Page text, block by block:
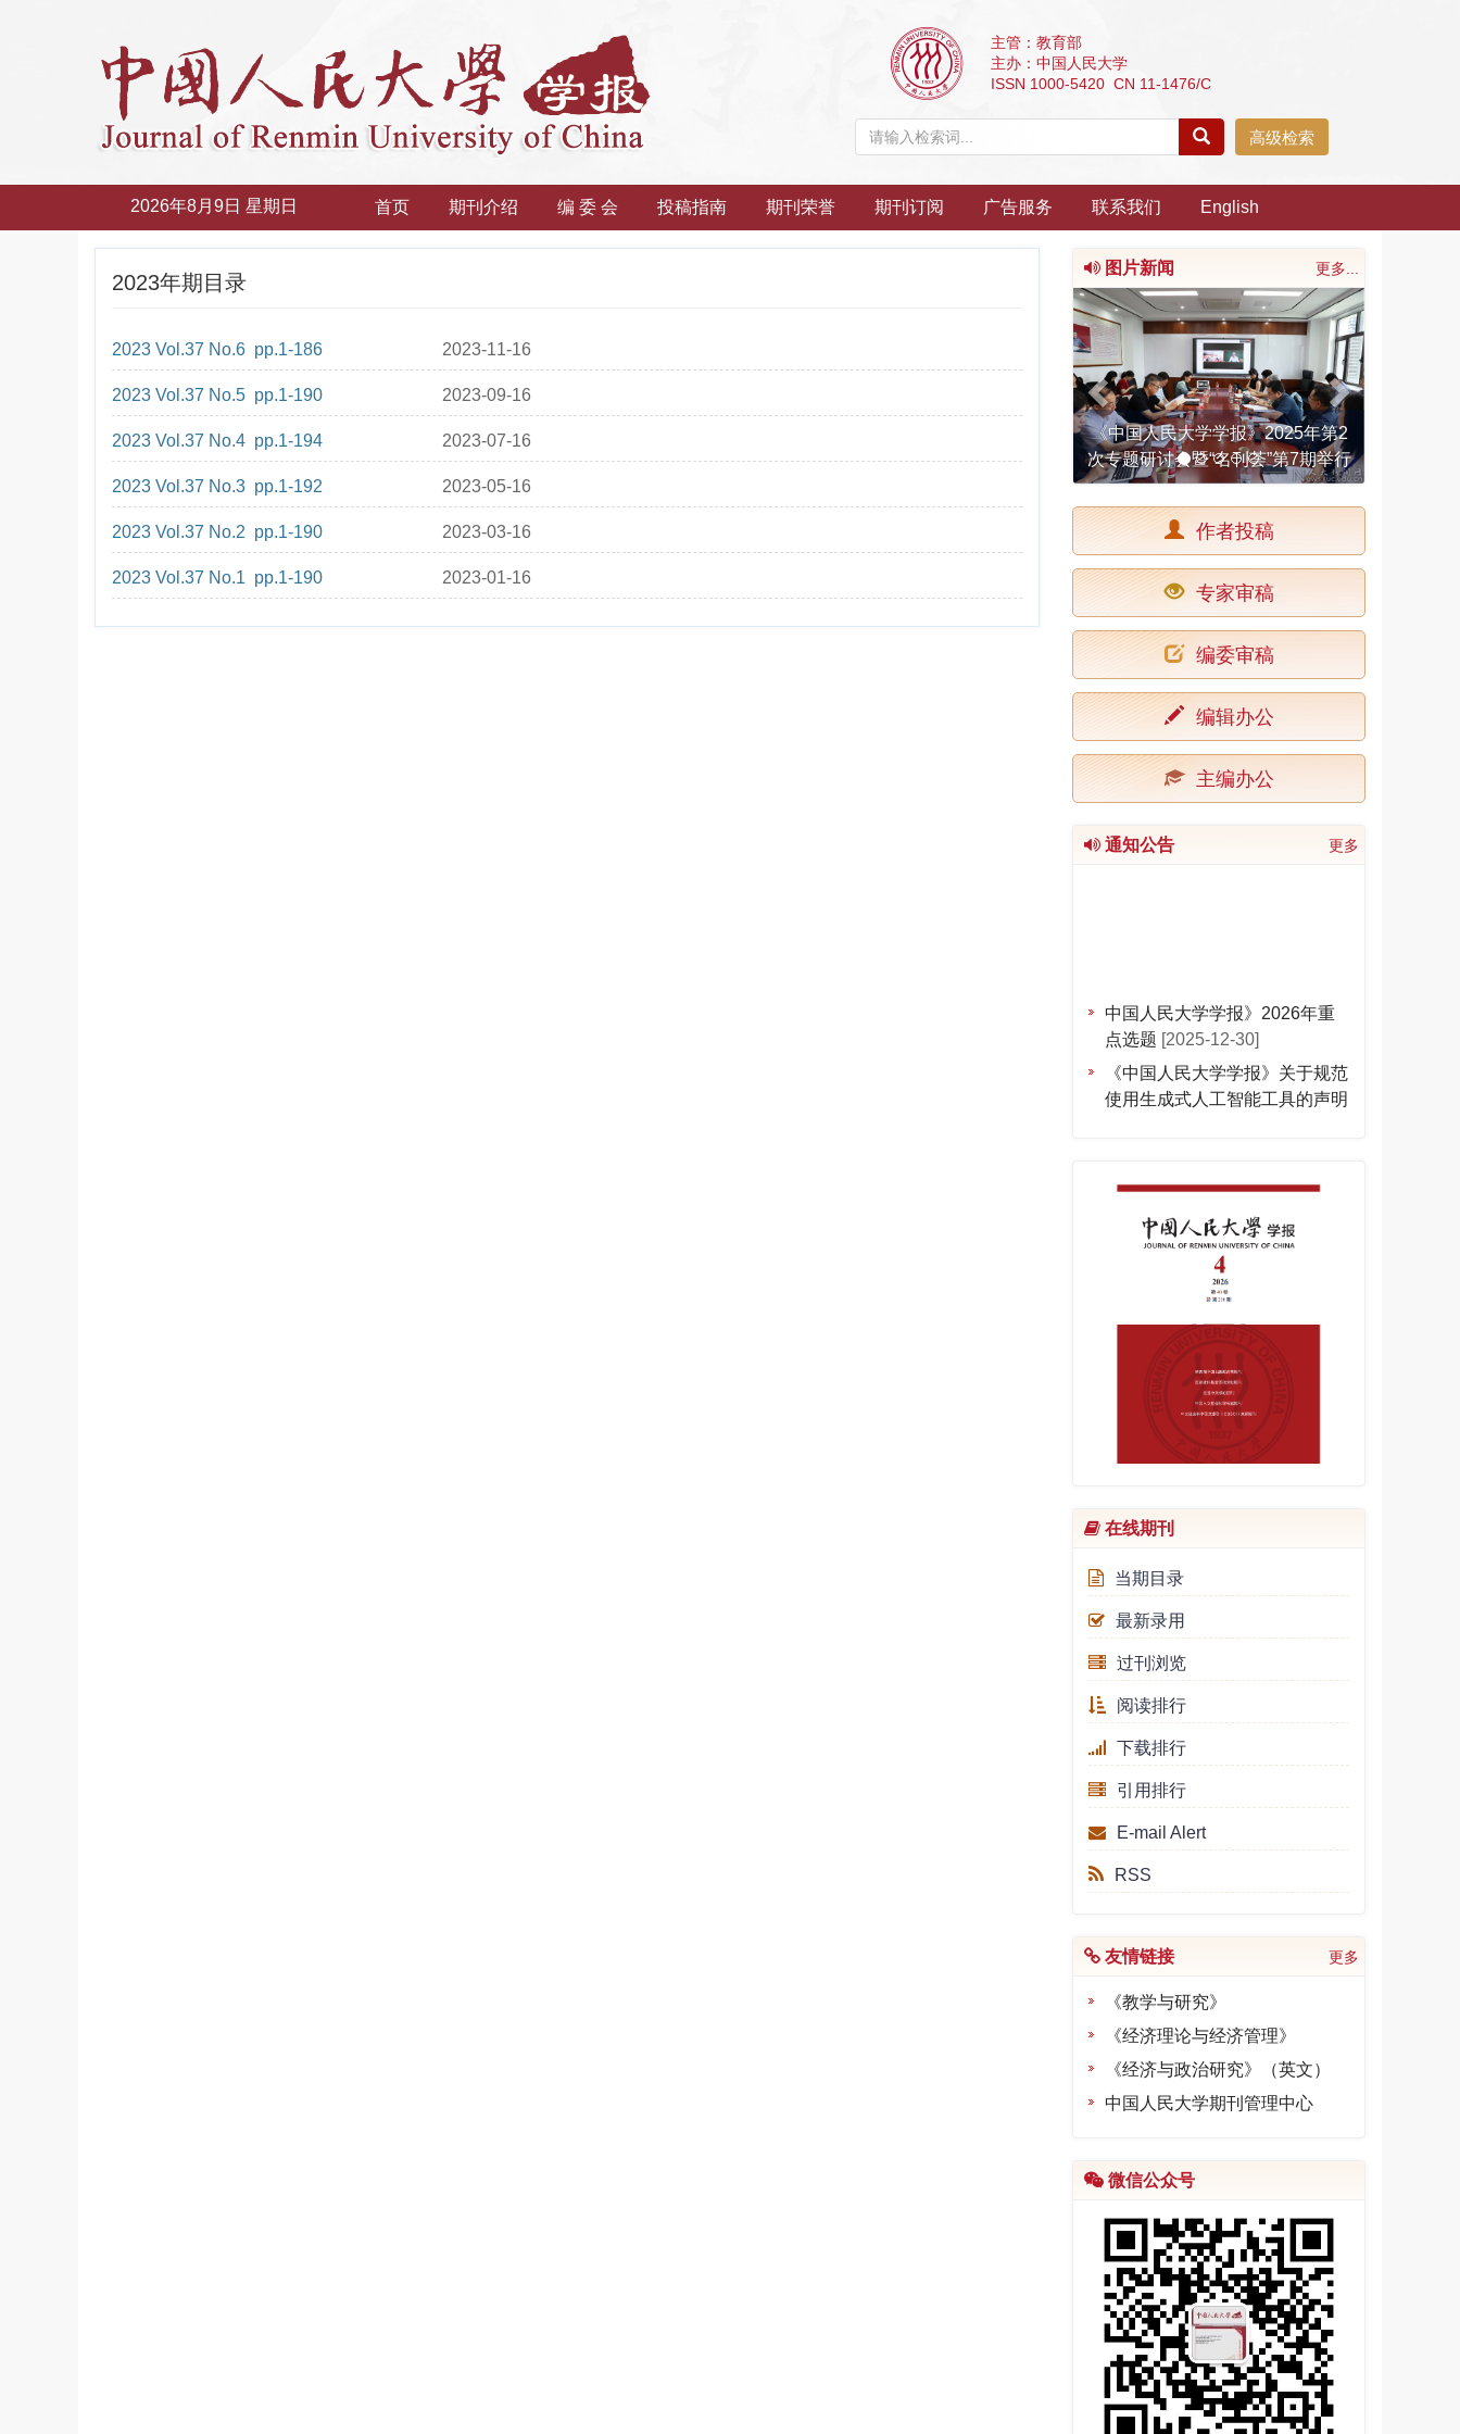
主管：教育部
主办：中国人民大学
ISSN 1000-5420 CN 11-1476/C
高级检索
2026年8月9日 星期日 首页 期刊介绍 编 委 会 投稿指南 期刊荣誉 期刊订阅 广告服务 联系我们 English
2023年期目录
2023 Vol.37 No.6 pp.1-186 2023-11-16
2023 Vol.37 No.5 pp.1-190 2023-09-16
2023 Vol.37 No.4 pp.1-194 2023-07-16
2023 Vol.37 No.3 pp.1-192 2023-05-16
2023 Vol.37 No.2 pp.1-190 2023-03-16
2023 Vol.37 No.1 pp.1-190 2023-01-16
图片新闻 更多...
《中国人民大学学报》2025年第2
次专题研讨会暨“名刊荟”第7期举行
Previous Next
作者投稿
专家审稿
编委审稿
编辑办公
主编办公
通知公告 更多
中国人民大学学报》2026年重
点选题 [2025-12-30]
《中国人民大学学报》关于规范
使用生成式人工智能工具的声明
【会议通知】「人大学报专题研
讨会」2025年NO.2(总第19
《中国人民大学学报》专题研讨
会2025年NO.1暨“名刊荟”第3期
次)：自我与意识
【会议通知】「人大学报专题研
讨会」|2024年NO.2(总第16
次）：国学·汉学·古典学
05-15]
【会议通知】「人大学报专题研
讨会」|2024年NO.1(总第15
次）：中国式农业现代化的法治
保障[2024-01-15]
《中国人民大学学报》获得“全
国高校权威社科期刊”称号
[2023-09-26]
【会议通知】「人大学报专题研
张家山M336律令简研究专题
在线期刊
当期目录
最新录用
过刊浏览
阅读排行
下载排行
引用排行
E-mail Alert
RSS
友情链接 更多
《教学与研究》
《经济理论与经济管理》
《经济与政治研究》（英文）
中国人民大学期刊管理中心
微信公众号